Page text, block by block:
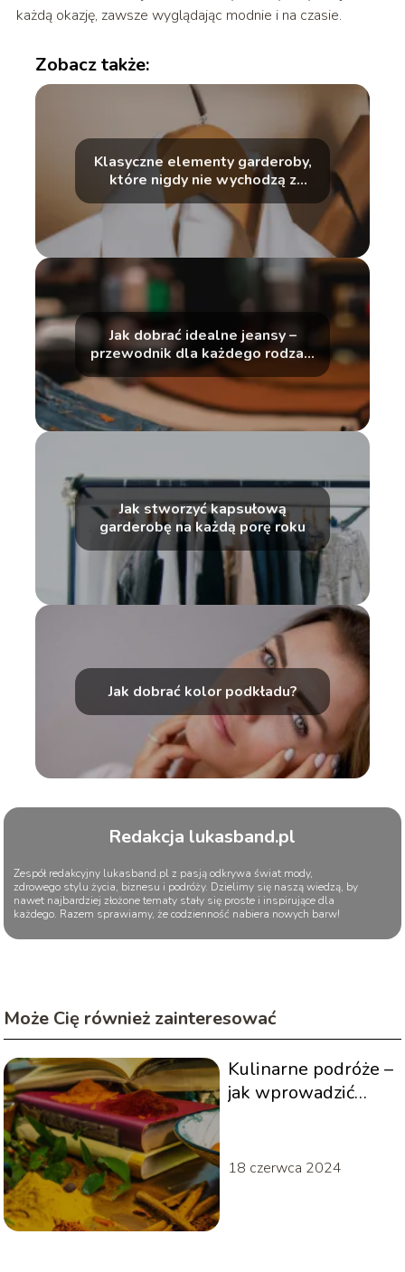
każdą okazję, zawsze wyglądając modnie i na czasie.
Zobacz także:
Klasyczne elementy garderoby,
które nigdy nie wychodzą z
mody
Jak dobrać idealne jeansy –
przewodnik dla każdego rodzaju
sylwetki
Jak stworzyć kapsułową
garderobę na każdą porę roku
Jak dobrać kolor podkładu?
Redakcja lukasband.pl
Zespół redakcyjny lukasband.pl z pasją odkrywa świat mody,
zdrowego stylu życia, biznesu i podróży. Dzielimy się naszą wiedzą, by
nawet najbardziej złożone tematy stały się proste i inspirujące dla
każdego. Razem sprawiamy, że codzienność nabiera nowych barw!
Może Cię również zainteresować
Kulinarne podróże –
jak wprowadzić
18 czerwca 2024